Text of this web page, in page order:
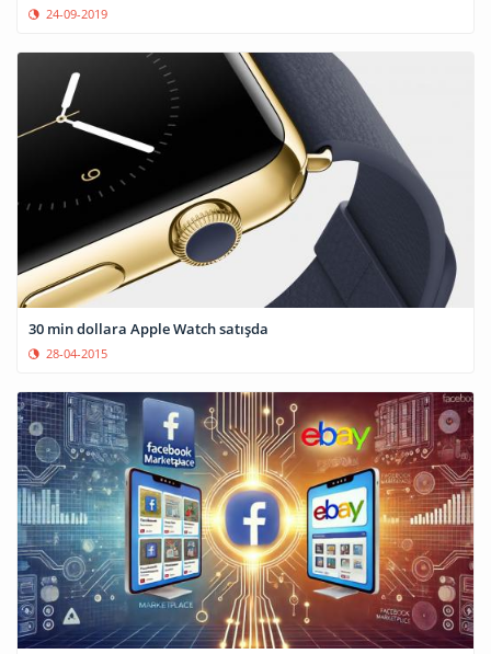
24-09-2019
30 min dollara Apple Watch satışda
28-04-2015